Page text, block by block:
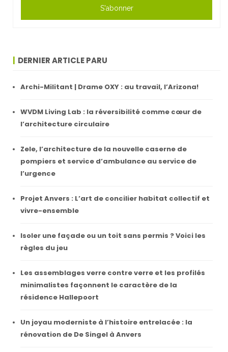
S'abonner
DERNIER ARTICLE PARU
Archi-Militant | Drame OXY : au travail, l’Arizona!
WVDM Living Lab : la réversibilité comme cœur de
l’architecture circulaire
Zele, l’architecture de la nouvelle caserne de
pompiers et service d’ambulance au service de
l’urgence
Projet Anvers : L’art de concilier habitat collectif et
vivre-ensemble
Isoler une façade ou un toit sans permis ? Voici les
règles du jeu
Les assemblages verre contre verre et les profilés
minimalistes façonnent le caractère de la
résidence Hallepoort
Un joyau moderniste à l’histoire entrelacée : la
rénovation de De Singel à Anvers